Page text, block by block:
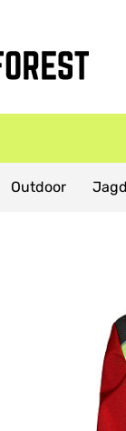
OutdoorJagdliche